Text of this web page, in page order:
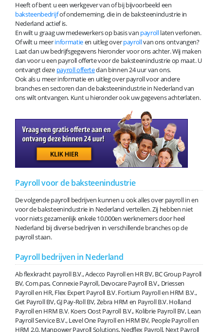
Heeft of bent u een werkgever van of bij bijvoorbeeld een
baksteenbedrijfof onderneming, die in de baksteenindustrie in
Nederland actief is.
En wilt u graag uw medewerkers op basis van payrolllaten verlonen.
Of wilt u meerinformatieen uitleg overpayrollvan ons ontvangen?
Laat dan uw bedrijfsgegevens hieronder voor ons achter. Wij maken
dan voor u een payroll offerte voor de baksteenindustrie op maat. U
ontvangt deze payroll offertedan binnen 24 uur van ons.
Ook als u meer informatie en uitleg over payroll voor andere
branches en sectoren dan de baksteenindustrie in Nederland van
ons wilt ontvangen. Kunt u hieronder ook uw gegevens achterlaten.
Payroll voor de baksteenindustrie
De volgende payroll bedrijven kunnen u ook alles over payroll in en
voor de baksteenindustrie in Nederland vertellen. Zij hebben niet
voor niets gezamenlijk enkele 10.000en werknemers door heel
Nederland bij diverse bedrijven in verschillende branches op de
payroll staan.
Payroll bedrijven in Nederland
Ab flexkracht payroll B.V., Adecco Payroll en HR BV, BC Group Payroll
BV, Com.pas, Connexie Payroll, Devocare Payroll B.V., Driessen
Payroll en HR, Flex Expert Payroll B.V. Fortium Payroll en HRM B.V.,
Get Payroll BV, GJ Pay-Roll BV, Zebra HRM en Payroll B.V. Holland
Payroll en HRM B.V. Koers Oost Payroll B.V., Kolibrie Payroll BV, Lean
Payroll Service B.V., Level One Payroll en HRM BV, People Payroll en
HRM 2.0, Manpower Payroll Solutions, Nedflex Payroll, Next Payroll